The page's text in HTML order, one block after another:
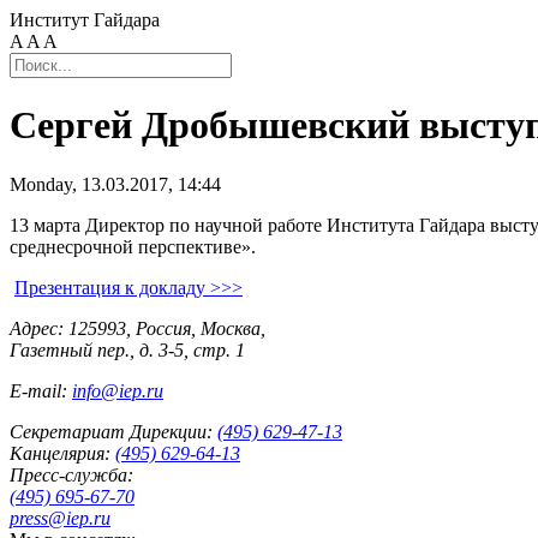
Институт Гайдара
A A A
Сергей Дробышевский
Monday, 13.03.2017, 14:44
13 марта Директор по научной работе Института Гайдара
среднесрочной перспективе».
Презентация к докладу >>>
Адрес: 125993, Россия, Москва,
Газетный пер., д. 3-5, стр. 1
E-mail: info@iep.ru
Секретариат Дирекции: (495) 629-47-13
Канцелярия: (495) 629-64-13
Пресс-служба:
(495) 695-67-70
press@iep.ru